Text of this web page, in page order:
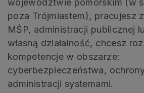
województwie pomorskim (w
poza Trójmiastem), pracujesz
MŚP, administracji publicznej
własną działalność, chcesz
kompetencje w obszarze:
cyberbezpieczeństwa,
administracji systemami.